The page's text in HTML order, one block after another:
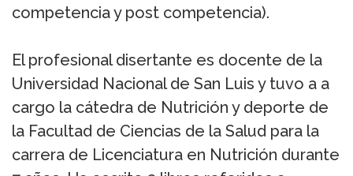
competencia y post competencia).
El profesional disertante es docente de la
Universidad Nacional de San Luis y tuvo a a
cargo la cátedra de Nutrición y deporte de
la Facultad de Ciencias de la Salud para la
carrera de Licenciatura en Nutrición durante